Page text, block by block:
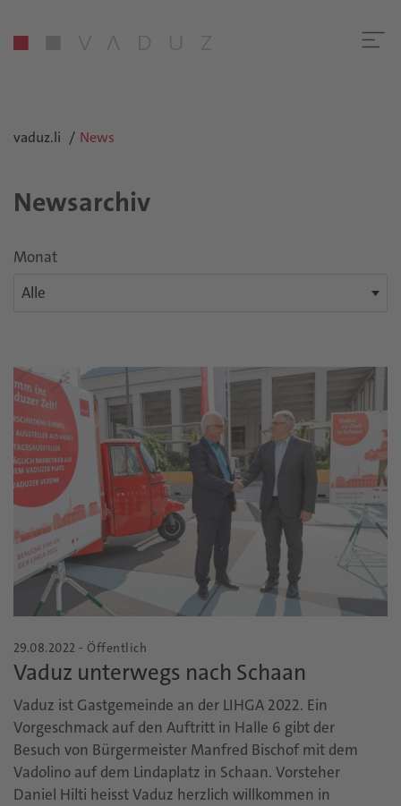
vaduz.li News
Newsarchiv
Monat
29.08.2022 - Öffentlich
Vaduz unterwegs nach Schaan
Vaduz ist Gastgemeinde an der LIHGA 2022. Ein
Vorgeschmack auf den Auftritt in Halle 6 gibt der
Besuch von Bürgermeister Manfred Bischof mit dem
Vadolino auf dem Lindaplatz in Schaan. Vorsteher
Daniel Hilti heisst Vaduz herzlich willkommen in